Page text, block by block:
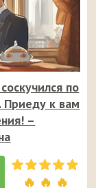
по
к вам
–
🔥 🔥 🔥